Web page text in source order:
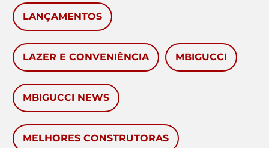
LANÇAMENTOS
LAZER E CONVENIÊNCIA MBIGUCCI
MBIGUCCI NEWS
MELHORES CONSTRUTORAS